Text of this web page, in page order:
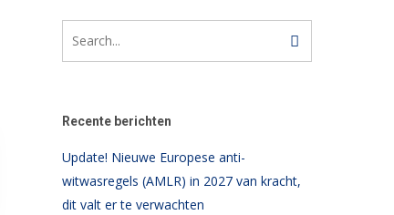
Recente berichten
Update! Nieuwe Europese anti-
witwasregels (AMLR) in 2027 van kracht,
dit valt er te verwachten